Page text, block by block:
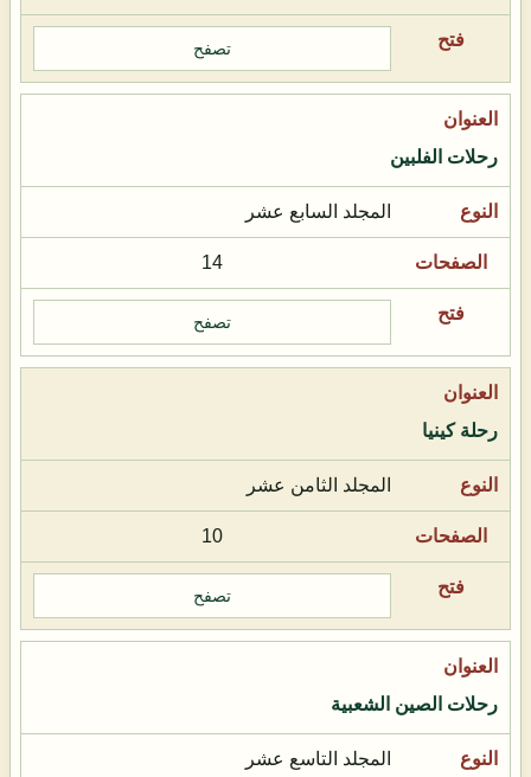
تصفح
رحلات الفلبين
المجلد السابع عشر
14
تصفح
رحلة كينيا
المجلد الثامن عشر
10
تصفح
رحلات الصين الشعبية
المجلد التاسع عشر